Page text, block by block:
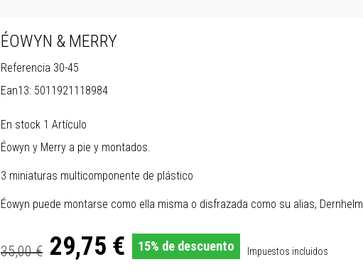
ÉOWYN & MERRY
Referencia 30-45
Ean13: 5011921118984
En stock 1 Artículo
Éowyn y Merry a pie y montados.
3 miniaturas multicomponente de plástico
Éowyn puede montarse como ella misma o disfrazada como su alias, Dernhelm
35,00 € 29,75 € 15% de descuento Impuestos incluidos